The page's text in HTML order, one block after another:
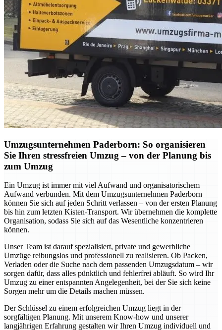
Umzugsunternehmen Paderborn: So organisieren
Sie Ihren stressfreien Umzug – von der Planung bis
zum Umzug
Ein Umzug ist immer mit viel Aufwand und organisatorischem
Aufwand verbunden. Mit dem Umzugsunternehmen Paderborn
können Sie sich auf jeden Schritt verlassen – von der ersten Planung
bis hin zum letzten Kisten-Transport. Wir übernehmen die komplette
Organisation, sodass Sie sich auf das Wesentliche konzentrieren
können.
Unser Team ist darauf spezialisiert, private und gewerbliche
Umzüge reibungslos und professionell zu realisieren. Ob Packen,
Verladen oder die Suche nach dem passenden Umzugsdatum – wir
sorgen dafür, dass alles pünktlich und fehlerfrei abläuft. So wird Ihr
Umzug zu einer entspannten Angelegenheit, bei der Sie sich keine
Sorgen mehr um die Details machen müssen.
Der Schlüssel zu einem erfolgreichen Umzug liegt in der
sorgfältigen Planung. Mit unserem Know-how und unserer
langjährigen Erfahrung gestalten wir Ihren Umzug individuell und